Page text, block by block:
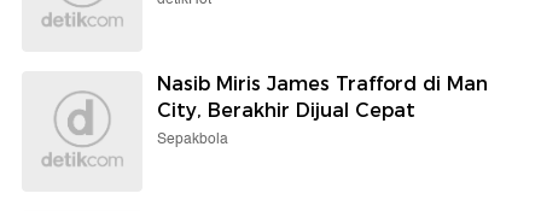
Nasib Miris James Trafford di Man
City, Berakhir Dijual Cepat
Sepakbola